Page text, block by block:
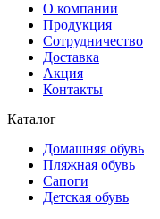
О компании
Продукция
Сотрудничество
Доставка
Акция
Контакты
Каталог
Домашняя обувь
Пляжная обувь
Сапоги
Детская обувь